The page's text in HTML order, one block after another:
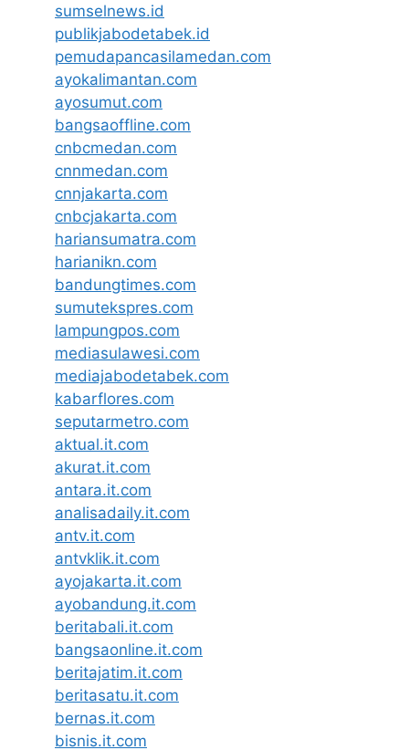
sumselnews.id
publikjabodetabek.id
pemudapancasilamedan.com
ayokalimantan.com
ayosumut.com
bangsaoffline.com
cnbcmedan.com
cnnmedan.com
cnnjakarta.com
cnbcjakarta.com
hariansumatra.com
harianikn.com
bandungtimes.com
sumutekspres.com
lampungpos.com
mediasulawesi.com
mediajabodetabek.com
kabarflores.com
seputarmetro.com
aktual.it.com
akurat.it.com
antara.it.com
analisadaily.it.com
antv.it.com
antvklik.it.com
ayojakarta.it.com
ayobandung.it.com
beritabali.it.com
bangsaonline.it.com
beritajatim.it.com
beritasatu.it.com
bernas.it.com
bisnis.it.com